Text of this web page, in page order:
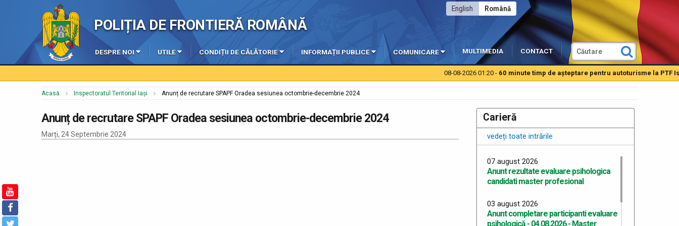
POLIȚIA DE FRONTIERĂ ROMÂNĂ
Română
English
DESPRE NOI UTILE CONDIȚII DE CĂLĂTORIE INFORMAȚII PUBLICE COMUNICARE MULTIMEDIA CONTACT
08-08-2026 01:20 - 60 minute timp de aşteptare pentru autoturisme la PTF
Acasă Inspectoratul Teritorial Iași Anunț de recrutare SPAPF Oradea sesiunea octombrie-decembrie 2024
Anunț de recrutare SPAPF Oradea sesiunea octombrie-decembrie 2024
Marți, 24 Septembrie 2024
Carieră
vedeți toate intrările
07 august 2026
Anunt rezultate evaluare psihologica
candidati master profesional
03 august 2026
Anunt completare participanti evaluare
psihologică - 04.08.2026 - Master